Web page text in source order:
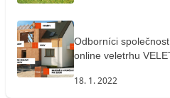
Odborníci
online veletrhu
18. 1. 2022